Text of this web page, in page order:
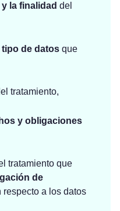
la finalidad del
tipo de datos que
tratamiento,
y obligaciones
tratamiento que
de
respecto a los datos